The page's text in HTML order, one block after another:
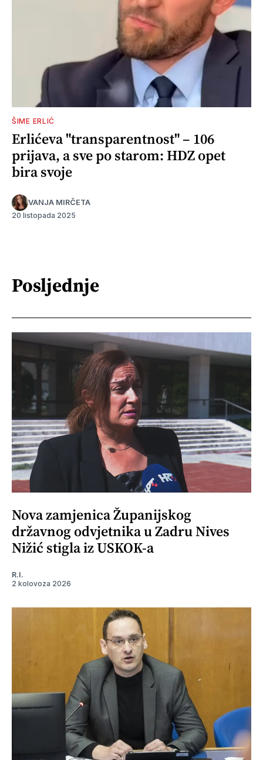
ŠIME ERLIĆ
Erlićeva "transparentnost" – 106
prijava, a sve po starom: HDZ opet
bira svoje
VANJA MIRČETA
20 listopada 2025
Posljednje
Nova zamjenica Županijskog
državnog odvjetnika u Zadru Nives
Nižić stigla iz USKOK-a
R.I.
2 kolovoza 2026